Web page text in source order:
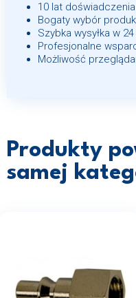
10 lat
Bogaty wybór
Szybka wysyłka w
Profesjonalne
Możliwość
Produkty
samej